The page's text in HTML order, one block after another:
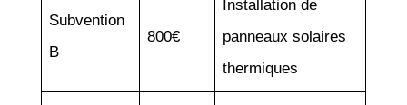
Subvention
B
800€
Installation de
panneaux solaires
thermiques